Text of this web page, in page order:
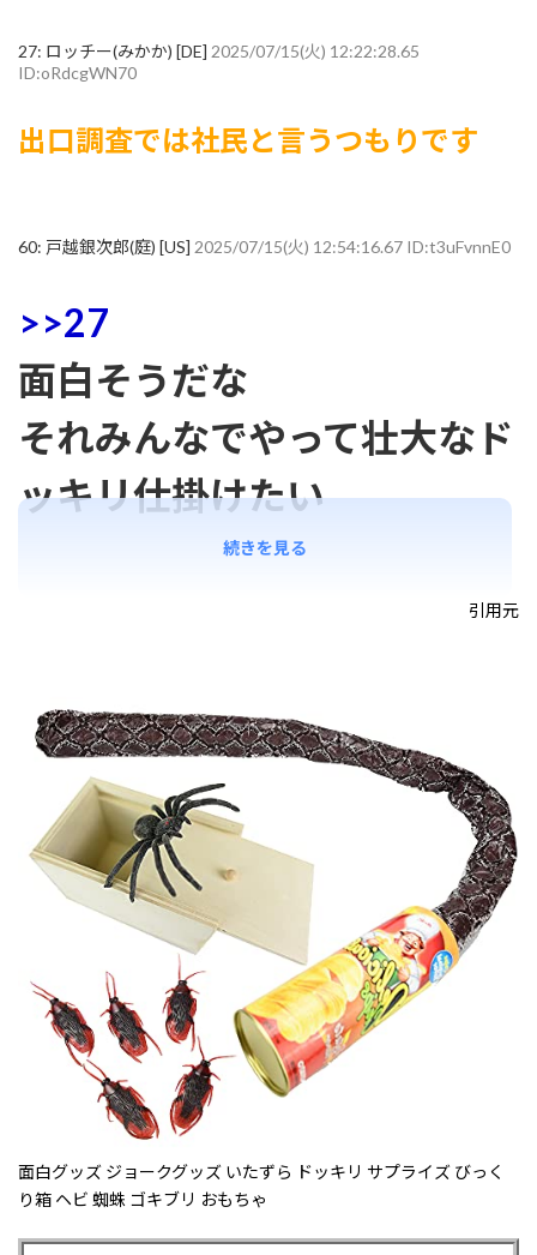
27: ロッチー(みかか) [DE] 2025/07/15(火) 12:22:28.65
ID:oRdcgWN70
出口調査では社民と言うつもりです
60: 戸越銀次郎(庭) [US] 2025/07/15(火) 12:54:16.67 ID:t3uFvnnE0
>>27
面白そうだな
それみんなでやって壮大なド
ッキリ仕掛けたい
引用元
面白グッズ ジョークグッズ いたずら ドッキリ サプライズ びっく
り箱 ヘビ 蜘蛛 ゴキブリ おもちゃ
続きを見る